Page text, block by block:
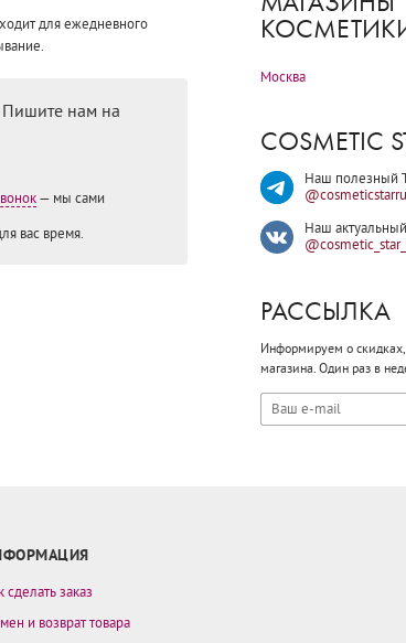
для ежедневного
Пишите нам на
— мы сами
вас время.
Москва
COSMETIC
Наш полезный
@cosmeticstarru
Наш
РАССЫЛКА
Информируем о
магазина. Один раз в
сделать заказ
и возврат товара